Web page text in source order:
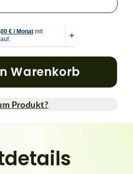
Warenkorb
Produkt?